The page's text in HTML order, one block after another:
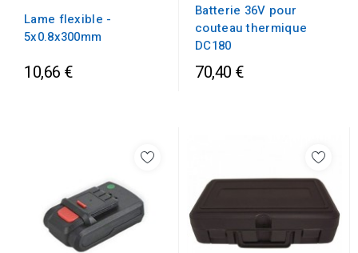
Lame flexible -
5x0.8x300mm
10,66 €
Batterie 36V pour
couteau thermique
DC180
70,40 €